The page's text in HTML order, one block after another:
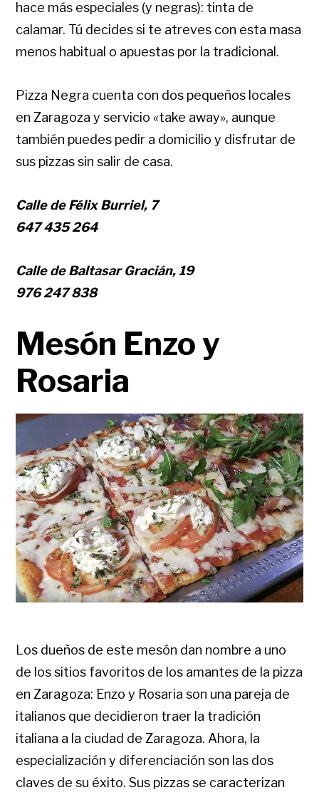
hace más especiales (y negras): tinta de
calamar. Tú decides si te atreves con esta masa
menos habitual o apuestas por la tradicional.
Pizza Negra cuenta con dos pequeños locales
en Zaragoza y servicio «take away», aunque
también puedes pedir a domicilio y disfrutar de
sus pizzas sin salir de casa.
Calle de Félix Burriel, 7
647 435 264
Calle de Baltasar Gracián, 19
976 247 838
Mesón Enzo y
Rosaria
Los dueños de este mesón dan nombre a uno
de los sitios favoritos de los amantes de la pizza
en Zaragoza: Enzo y Rosaria son una pareja de
italianos que decidieron traer la tradición
italiana a la ciudad de Zaragoza. Ahora, la
especialización y diferenciación son las dos
claves de su éxito. Sus pizzas se caracterizan